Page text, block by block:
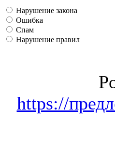
Нарушение закона
Ошибка
Спам
Нарушение правил
https://